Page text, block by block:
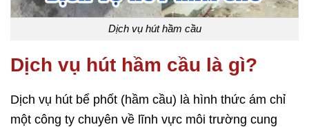
Dịch vụ hút hầm cầu
Dịch vụ hút hầm cầu là gì?
Dịch vụ hút bể phốt (hầm cầu) là hình thức ám chỉ
một công ty chuyên về lĩnh vực môi trường cung